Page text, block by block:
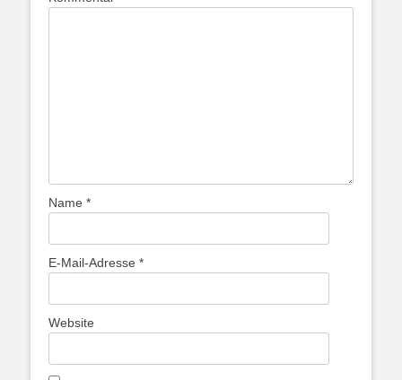
Name *
E-Mail-Adresse *
Website